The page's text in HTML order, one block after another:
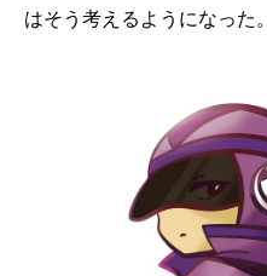
はそう考えるようになった。